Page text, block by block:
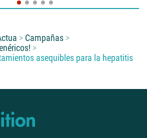
Campañas
asequibles para la hepatitis